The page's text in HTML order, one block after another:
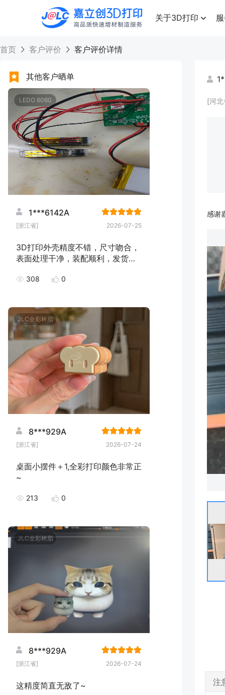
高品质快速增材制造服务
关于3D打印
首页 客户评价 客户评价详情
其他客户晒单
LEDO 6060
1***6142A
[浙江省] 2026-07-25
3D打印外壳精度不错，尺寸吻合，
表面处理干净，装配顺利，发货速
308 0
JLC全彩树脂
8***929A
[浙江省] 2026-07-24
桌面小摆件＋1,全彩打印颜色非常正
~
213 0
JLC全彩树脂
8***929A
[浙江省] 2026-07-24
这精度简直无敌了~
[河
感谢
注